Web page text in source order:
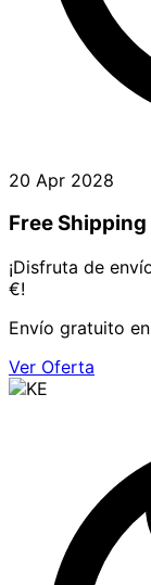
20 Apr 2028
Free
¡Disfruta de
€!
Envío gratuito
Ver Oferta